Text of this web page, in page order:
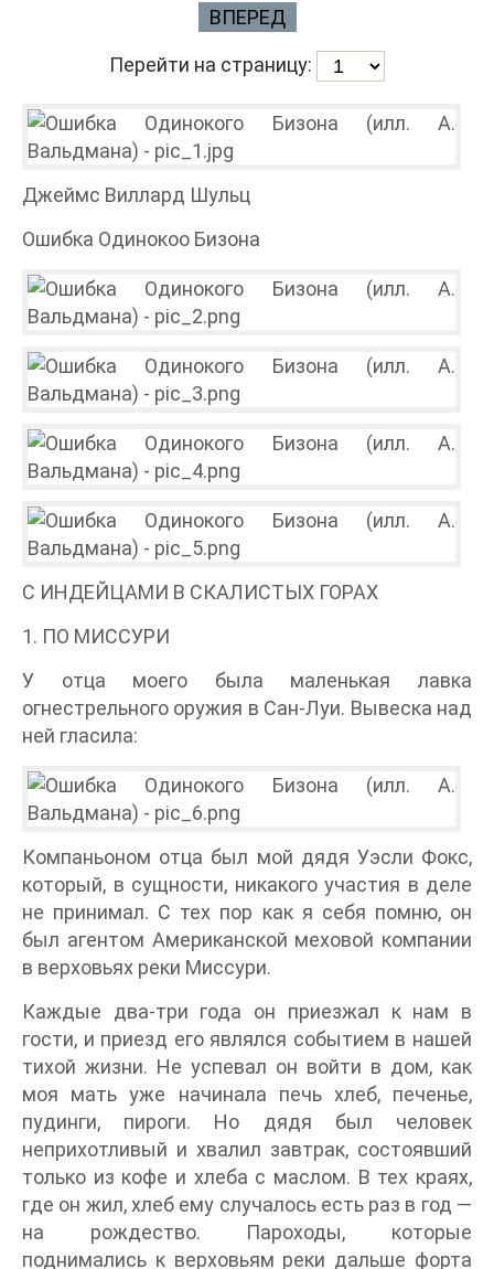
ВПЕРЕД
Перейти на страницу:
Джеймс Виллард Шульц
Ошибка Одинокоо Бизона
С ИНДЕЙЦАМИ В СКАЛИСТЫХ ГОРАХ
1. ПО МИССУРИ
У отца моего была маленькая лавка
огнестрельного оружия в Сан-Луи. Вывеска над
ней гласила:
Компаньоном отца был мой дядя Уэсли Фокс,
который, в сущности, никакого участия в деле
не принимал. С тех пор как я себя помню, он
был агентом Американской меховой компании
в верховьях реки Миссури.
Каждые два-три года он приезжал к нам в
гости, и приезд его являлся событием в нашей
тихой жизни. Не успевал он войти в дом, как
моя мать уже начинала печь хлеб, печенье,
пудинги, пироги. Но дядя был человек
неприхотливый и хвалил завтрак, состоявший
только из кофе и хлеба с маслом. В тех краях,
где он жил, хлеб ему случалось есть раз в год —
на рождество. Пароходы, которые
поднимались к верховьям реки дальше форта